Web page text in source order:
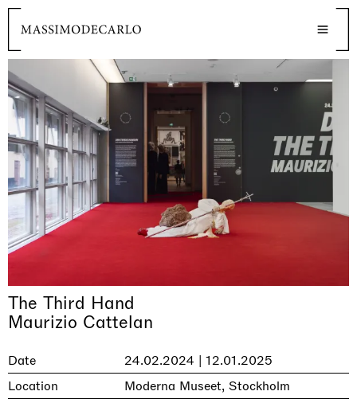
The Third Hand
Maurizio Cattelan
Date
24.02.2024 | 12.01.2025
Location
Moderna Museet, Stockholm